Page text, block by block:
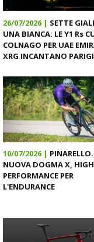
26/07/2026 | SETTE
UNA BIANCA: LE Y1 Rs
COLNAGO PER UAE
XRG INCANTANO PARIGI
10/07/2026 | PINARELLO.
NUOVA DOGMA X, HIGH
PERFORMANCE PER
L'ENDURANCE